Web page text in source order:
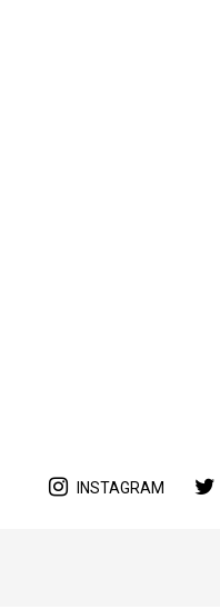
INSTAGRAM